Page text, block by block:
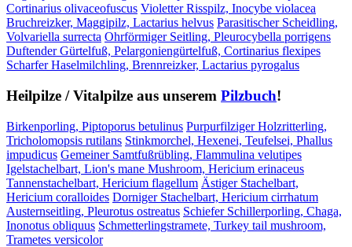
Cortinarius olivaceofuscus Violetter Risspilz, Inocybe violacea
Bruchreizker, Maggipilz, Lactarius helvus Parasitischer Scheidling,
Volvariella surrecta Ohrförmiger Seitling, Pleurocybella porrigens
Duftender Gürtelfuß, Pelargoniengürtelfuß, Cortinarius flexipes
Scharfer Haselmilchling, Brennreizker, Lactarius pyrogalus
Heilpilze / Vitalpilze aus unserem Pilzbuch!
Birkenporling, Piptoporus betulinus Purpurfilziger Holzritterling,
Tricholomopsis rutilans Stinkmorchel, Hexenei, Teufelsei, Phallus
impudicus Gemeiner Samtfußrübling, Flammulina velutipes
Igelstachelbart, Lion's mane Mushroom, Hericium erinaceus
Tannenstachelbart, Hericium flagellum Ästiger Stachelbart,
Hericium coralloides Dorniger Stachelbart, Hericium cirrhatum
Austernseitling, Pleurotus ostreatus Schiefer Schillerporling, Chaga,
Inonotus obliquus Schmetterlingstramete, Turkey tail mushroom,
Trametes versicolor